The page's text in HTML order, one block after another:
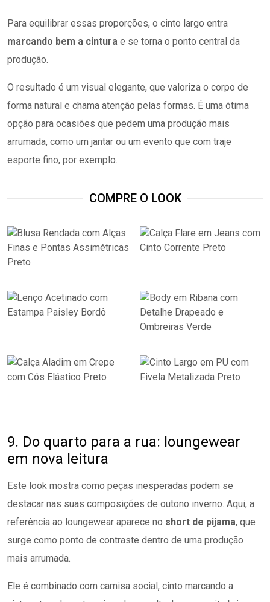
Para equilibrar essas proporções, o cinto largo entra
marcando bem a cintura e se torna o ponto central da
produção.
O resultado é um visual elegante, que valoriza o corpo de
forma natural e chama atenção pelas formas. É uma ótima
opção para ocasiões que pedem uma produção mais
arrumada, como um jantar ou um evento que com traje
esporte fino, por exemplo.
COMPRE O LOOK
9. Do quarto para a rua: loungewear
em nova leitura
Este look mostra como peças inesperadas podem se
destacar nas suas composições de outono inverno. Aqui, a
referência ao loungewear aparece no short de pijama, que
surge como ponto de contraste dentro de uma produção
mais arrumada.
Ele é combinado com camisa social, cinto marcando a